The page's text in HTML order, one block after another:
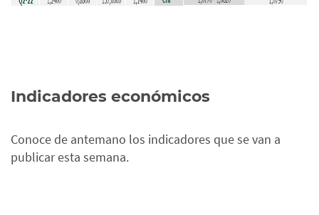
Indicadores económicos
Conoce de antemano los indicadores que se van a
publicar esta semana.